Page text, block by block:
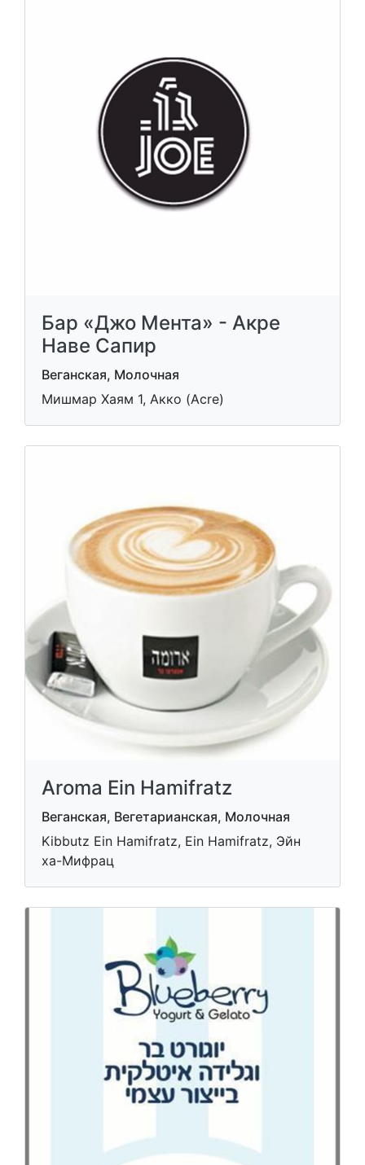
Бар «Джо Мента» - Акре
Наве Сапир
Веганская, Молочная
Мишмар Хаям 1, Акко (Acre)
Aroma Ein Hamifratz
Веганская, Вегетарианская, Молочная
Kibbutz Ein Hamifratz, Ein Hamifratz, Эйн
ха-Мифрац